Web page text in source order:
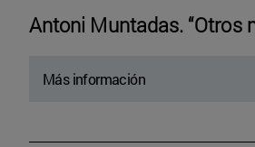
Antoni Muntadas. “Otros
Más información